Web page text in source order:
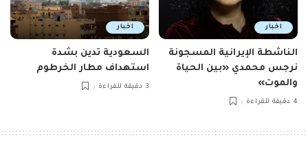
اخبار
الناشطة الإيرانية المسجونة
نرجس محمدي «بين الحياة
والموت»
4 دقيقة للقراءة
اخبار
السعودية تدين بشدة
استهداف مطار الخرطوم
3 دقيقة للقراءة